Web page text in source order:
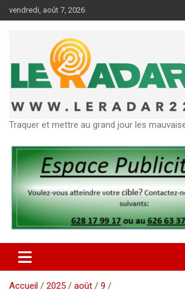
au
vendredi, août 7, 2026
Traquer et mettre au grand jour les
Accueil 2025 août
9